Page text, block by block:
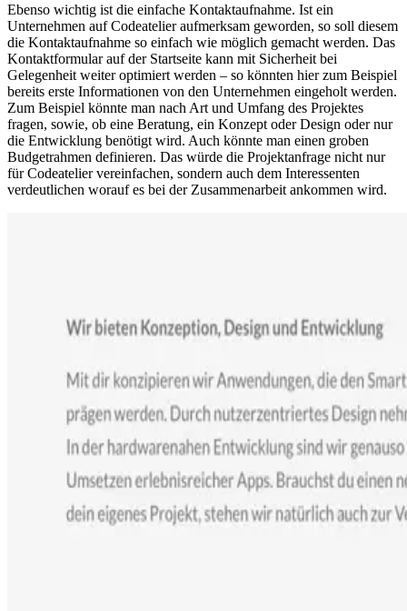
Ebenso wichtig ist die einfache Kontaktaufnahme. Ist ein
Unternehmen auf Codeatelier aufmerksam geworden, so soll diesem
die Kontaktaufnahme so einfach wie möglich gemacht werden. Das
Kontaktformular auf der Startseite kann mit Sicherheit bei
Gelegenheit weiter optimiert werden – so könnten hier zum Beispiel
bereits erste Informationen von den Unternehmen eingeholt werden.
Zum Beispiel könnte man nach Art und Umfang des Projektes
fragen, sowie, ob eine Beratung, ein Konzept oder Design oder nur
die Entwicklung benötigt wird. Auch könnte man einen groben
Budgetrahmen definieren. Das würde die Projektanfrage nicht nur
für Codeatelier vereinfachen, sondern auch dem Interessenten
verdeutlichen worauf es bei der Zusammenarbeit ankommen wird.